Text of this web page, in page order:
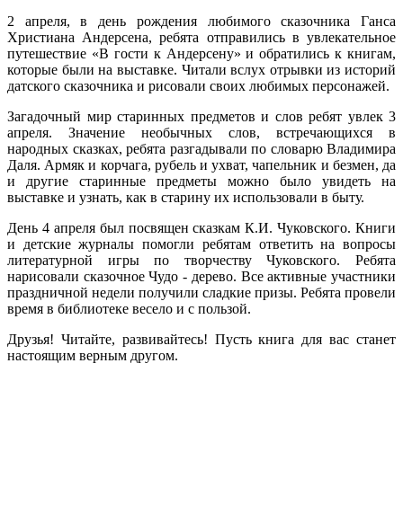
2 апреля, в день рождения любимого сказочника Ганса
Христиана Андерсена, ребята отправились в увлекательное
путешествие «В гости к Андерсену» и обратились к книгам,
которые были на выставке. Читали вслух отрывки из историй
датского сказочника и рисовали своих любимых персонажей.
Загадочный мир старинных предметов и слов ребят увлек 3
апреля. Значение необычных слов, встречающихся в
народных сказках, ребята разгадывали по словарю Владимира
Даля. Армяк и корчага, рубель и ухват, чапельник и безмен, да
и другие старинные предметы можно было увидеть на
выставке и узнать, как в старину их использовали в быту.
День 4 апреля был посвящен сказкам К.И. Чуковского. Книги
и детские журналы помогли ребятам ответить на вопросы
литературной игры по творчеству Чуковского. Ребята
нарисовали сказочное Чудо - дерево. Все активные участники
праздничной недели получили сладкие призы. Ребята провели
время в библиотеке весело и с пользой.
Друзья! Читайте, развивайтесь! Пусть книга для вас станет
настоящим верным другом.